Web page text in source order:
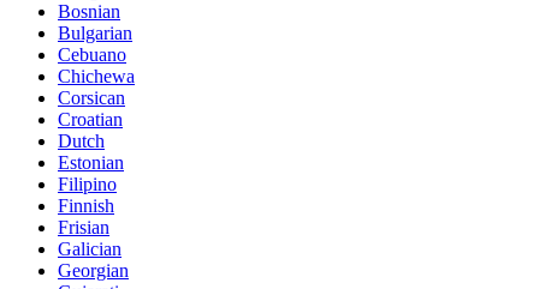
Bosnian
Bulgarian
Cebuano
Chichewa
Corsican
Croatian
Dutch
Estonian
Filipino
Finnish
Frisian
Galician
Georgian